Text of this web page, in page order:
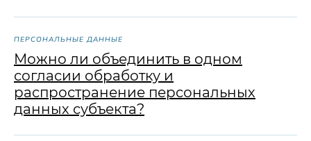
ПЕРСОНАЛЬНЫЕ ДАННЫЕ
Можно ли объединить в одном
согласии обработку и
распространение персональных
данных субъекта?